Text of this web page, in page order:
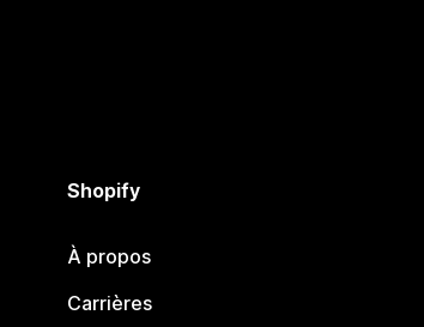
Shopify
À propos
Carrières